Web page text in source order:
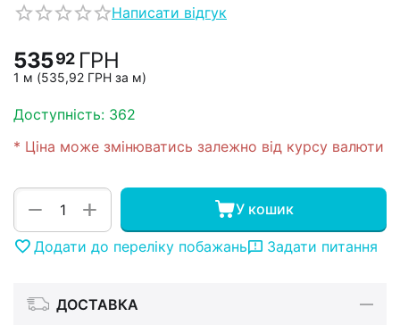
Написати відгук
53592 ГРН
1 м (535,92 ГРН за м)
Доступність: 362
* Ціна може змінюватись залежно від курсу валюти
+
− У кошик
Додати до переліку побажань Задати питання
ДОСТАВКА